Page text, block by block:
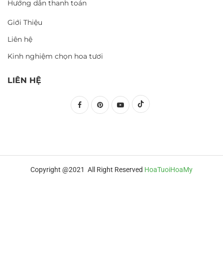
Hướng dẫn thanh toán
Giới Thiệu
Liên hệ
Kinh nghiệm chọn hoa tươi
LIÊN HỆ
Copyright @2021 All Right Reserved HoaTuoiHoaMy